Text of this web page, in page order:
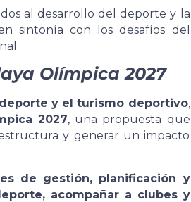
al desarrollo del deporte y la
sintonía con los desafíos del
Olímpica 2027
y el turismo deportivo,
2027, una propuesta que
y generar un impacto
de gestión, planificación y
acompañar a clubes y